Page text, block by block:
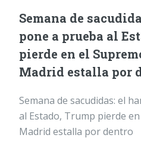
Semana de
pone a prueba al
pierde en el
Madrid estalla por
Semana de sacudidas: el
al Estado, Trump pierde
Madrid estalla por dentro